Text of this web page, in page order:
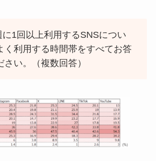
に1回以上利用するSNSについ
く利用する時間帯をすべてお答
さい。（複数回答）